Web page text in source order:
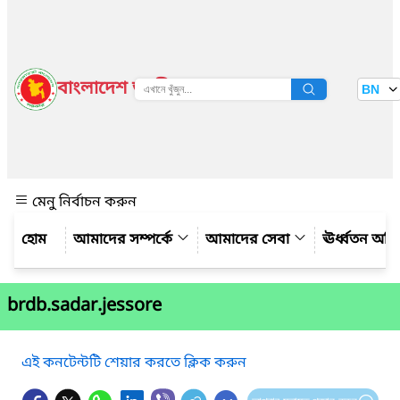
বাংলাদেশ জাতীয় তথ্য বাতায়ন BN
মেনু নির্বাচন করুন
আমাদের সম্পর্কে
আমাদের সেবা ঊর্ধ্বতন
brdb.sadar.jessore
এই কনটেন্টটি শেয়ার করতে ক্লিক করুন